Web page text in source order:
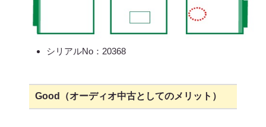
シリアルNo：20368
Good（オーディオ中古としてのメリット）